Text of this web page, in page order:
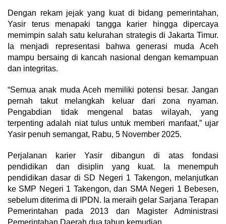
Dengan rekam jejak yang kuat di bidang pemerintahan,
Yasir terus menapaki tangga karier hingga dipercaya
memimpin salah satu kelurahan strategis di Jakarta Timur.
Ia menjadi representasi bahwa generasi muda Aceh
mampu bersaing di kancah nasional dengan kemampuan
dan integritas.
“Semua anak muda Aceh memiliki potensi besar. Jangan
pernah takut melangkah keluar dari zona nyaman.
Pengabdian tidak mengenal batas wilayah, yang
terpenting adalah niat tulus untuk memberi manfaat,” ujar
Yasir penuh semangat, Rabu, 5 November 2025.
Perjalanan karier Yasir dibangun di atas fondasi
pendidikan dan disiplin yang kuat. Ia menempuh
pendidikan dasar di SD Negeri 1 Takengon, melanjutkan
ke SMP Negeri 1 Takengon, dan SMA Negeri 1 Bebesen,
sebelum diterima di IPDN. Ia meraih gelar Sarjana Terapan
Pemerintahan pada 2013 dan Magister Administrasi